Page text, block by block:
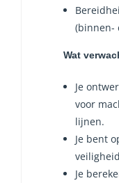
(binnen-
Wat
Je
voor
lijnen.
Je bent
Je